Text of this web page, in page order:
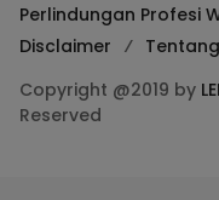
Perlindungan Profesi
Disclaimer
Copyright @2019 by
Reserved